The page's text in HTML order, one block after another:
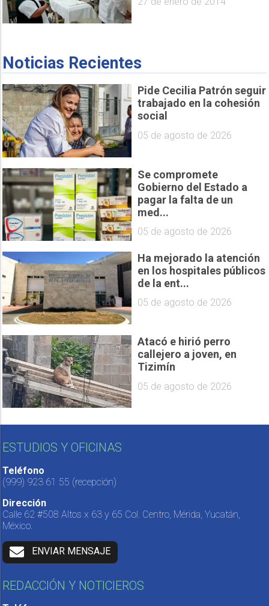
Noticias Recientes
Pide Cecilia Patrón seguir
trabajado en la cohesión
social
05 de agosto de 2026
Se compromete
Gobierno del Estado a
pagar la falta de un
med...
05 de agosto de 2026
Ha mejorado la atención
en los hospitales públicos
de la ent...
05 de agosto de 2026
Atacó e hirió perro
callejero a joven, en
Tizimín
05 de agosto de 2026
ESTUDIOS Y OFICINAS
Teléfono
(999) 923 61 55 (recepción)
Dirección
Calle 62 #508 Altos x 63 y 65 Col. Centro, Mérida, Yucatán,
México.
ENVIAR MENSAJE
REDACCIÓN Y NOTICIEROS